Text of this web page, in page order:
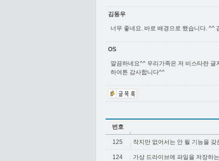
김동우
너무 좋네요. 바로 배경으로 했습니다. ^^
OS
깔끔하네요^^ 우리가족은 저 비스타란
하여튼 감사합니다^^
번호
125 작지만 없어서는 안 될 기능을
124 가상 드라이브에 파일을 저장하